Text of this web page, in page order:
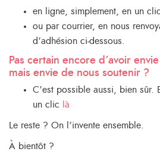
en ligne, simplement, en un clic
ou par courrier, en nous
d’adhésion ci-dessous.
Pas certain encore d’avoir
mais envie de nous soutenir ?
C’est possible aussi, bien sûr.
un clic
là
Le reste ? On l’invente ensemble.
À bientôt ?